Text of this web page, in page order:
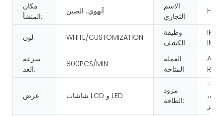
مكان
المنشأ:
آنهوي، الصين
الاسم
التجاري:
لون: WHITE/CUSTOMIZATION
وظيفة
الكشف:
IR/
سرعة
العد:
800PCS/MIN
العملة
المتاحة:
AS
عرض: شاشات LCD و LED
مزود
الطاقة:
تيار متردد 100-
فولت،